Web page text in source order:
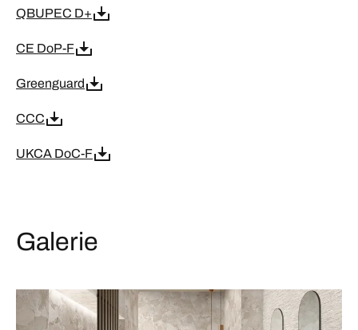
QBUPEC D+
CE DoP-F
Greenguard
CCC
UKCA DoC-F
Galerie